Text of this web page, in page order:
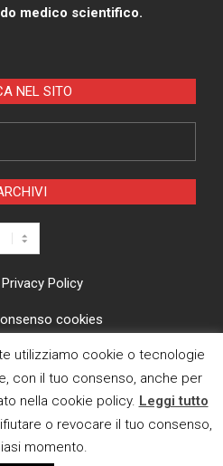
medico scientifico.
NEL SITO
Policy
cookies
ANCHE SU
utilizziamo cookie o tecnologie
con il tuo consenso, anche per
nella cookie policy. Leggi tutto
o revocare il tuo consenso,
momento.